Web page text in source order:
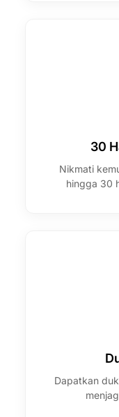
30
Nikmati
hingga 30
Dapatkan